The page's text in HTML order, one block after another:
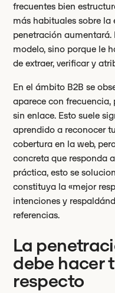
frecuentes bien
más habituales sobre la
penetración
modelo, sino porque le
de extraer, verificar y
En el ámbito B2B se
aparece con
sin enlace. Esto suele
aprendido a reconocer
cobertura en la web,
concreta que responda
práctica, esto se
constituya la «mejor
intenciones y
referencias.
La
debe hacer
respecto